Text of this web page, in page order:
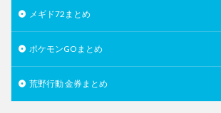
メギド72まとめ
ポケモンGOまとめ
荒野行動 金券まとめ